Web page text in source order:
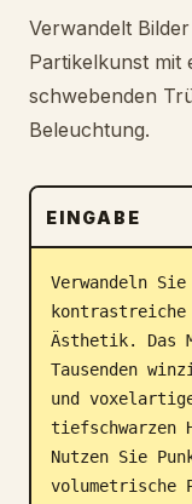
Prompts
Preise
Download
Blog
Updates
Verwandelt
Partikelkunst mit
schwebenden
Beleuchtung.
EINGABE
Verwandeln
kontrastreiche
Ästhetik. Das
Tausenden
und
tiefschwarzen
Nutzen Sie
volumetrische